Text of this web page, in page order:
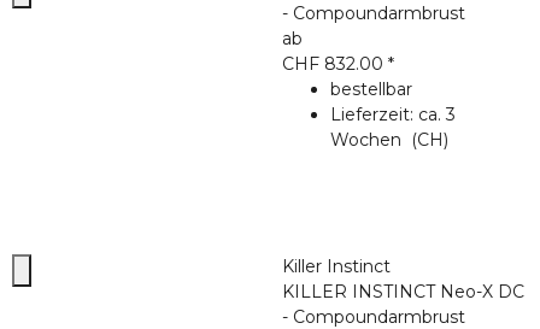
- Compoundarmbrust
ab
CHF 832.00 *
bestellbar
Lieferzeit: ca. 3
Wochen
(CH)
Killer Instinct
KILLER INSTINCT Neo-X DC
- Compoundarmbrust